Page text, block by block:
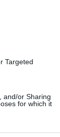
Targeted
and/or Sharing
for which it
vadas
krašto